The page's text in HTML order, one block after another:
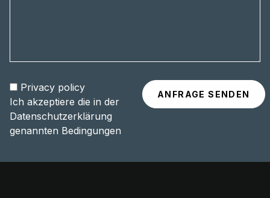
Privacy policy
Ich akzeptiere die in der
Datenschutzerklärung
genannten Bedingungen